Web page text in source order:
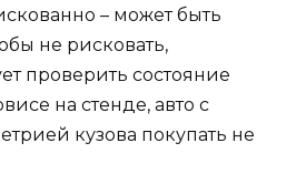
– может быть
не рисковать,
проверить состояние
на стенде, авто с
кузова покупать не